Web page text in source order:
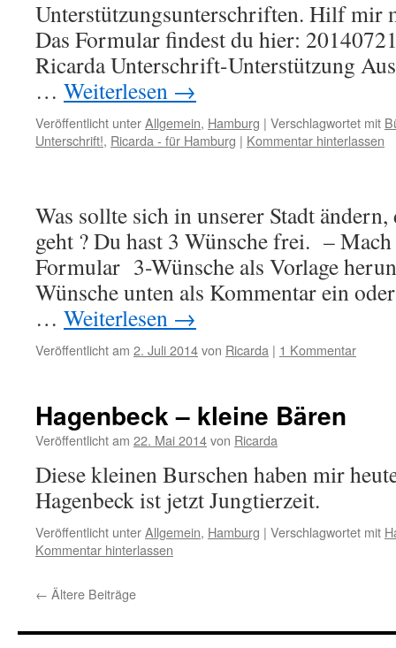
Unterstützungsunterschriften. Hilf mir
Das Formular findest du hier:
Ricarda Unterschrift-Unterstützung
… Weiterlesen →
Veröffentlicht unterAllgemein, Hamburg | Verschlagwortet mit
Unterschrift!, Ricarda - für Hamburg | Kommentar hinterlassen
Was sollte sich in unserer Stadt
geht ? Du hast 3 Wünsche frei. –
Formular 3-Wünsche als Vorlage
Wünsche unten als Kommentar ein
… Weiterlesen →
Veröffentlicht am 2. Juli 2014von Ricarda | 1 Kommentar
Hagenbeck – kleine Bären
Veröffentlicht am 22. Mai 2014von Ricarda
Diese kleinen Burschen haben mir
Hagenbeck ist jetzt Jungtierzeit.
Veröffentlicht unterAllgemein, Hamburg | Verschlagwortet mit
Kommentar hinterlassen
← Ältere Beiträge